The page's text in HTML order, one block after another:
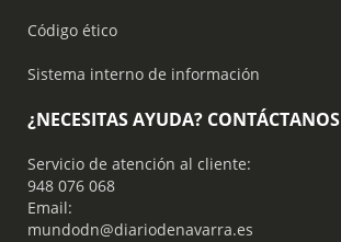
Código ético
Sistema interno de información
¿NECESITAS AYUDA? CONTÁCTANOS
Servicio de atención al cliente:
948 076 068
Email:
mundodn@diariodenavarra.es